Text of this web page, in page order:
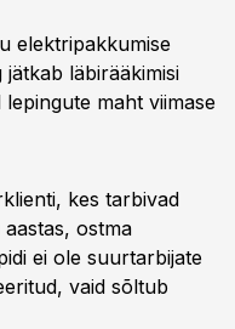
elektripakkumise
läbirääkimisi
maht viimase
kes tarbivad
ostma
ei ole suurtarbijate
vaid sõltub